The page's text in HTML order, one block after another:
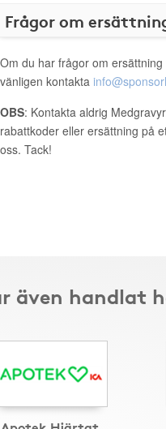
Frågor om
Om du har frågor om
vänligen kontakta
OBS: Kontakta aldrig
rabattkoder eller ersättning på
oss. Tack!
även handlat